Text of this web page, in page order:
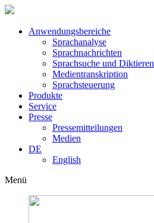
Anwendungsbereiche
Sprachanalyse
Sprachnachrichten
Sprachsuche und Diktieren
Medientranskription
Sprachsteuerung
Produkte
Service
Presse
Pressemitteilungen
Medien
DE
English
Menü